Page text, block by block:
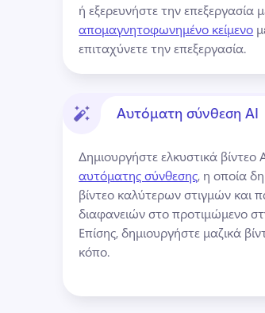
ή εξερευνήστε την επεξεργασία
απομαγνητοφωνημένο κείμενο
επιταχύνετε την επεξεργασία.
Αυτόματη σύνθεση ΑΙ
Δημιουργήστε ελκυστικά βίντεο
αυτόματης σύνθεσης, η οποία
βίντεο καλύτερων στιγμών και
Επίσης, δημιουργήστε μαζικά
κόπο.